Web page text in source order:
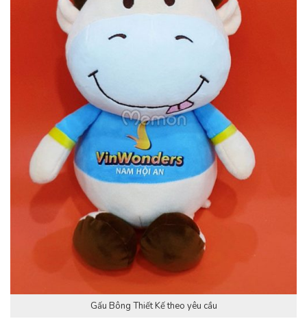
Gấu Bông Thiết Kế theo yêu cầu